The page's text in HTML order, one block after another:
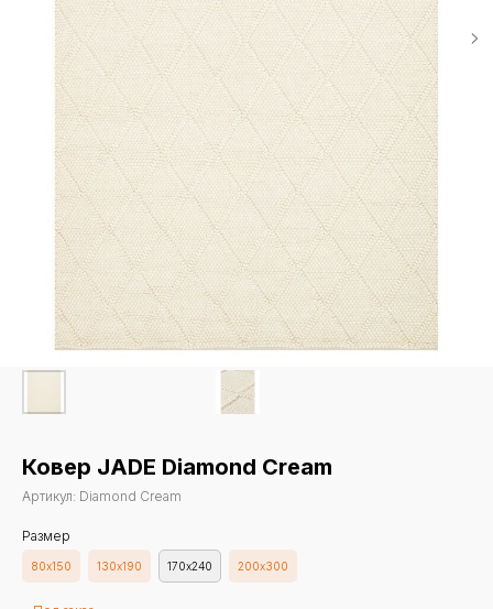
Ковер JADE Diamond Cream
Артикул: Diamond Cream
Размер
80х150 130х190 170х240 200х300